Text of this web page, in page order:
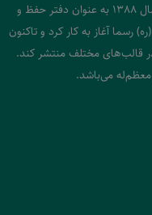
موسسه پژوهشی فرهنگی مصابیح الهدی از سال 1388 به عنوان دفتر حفظ و
رسما آغاز به کار کرد و تاکنون
قالب‌های مختلف منتشر کند.
معظم‌له می‌باشد.